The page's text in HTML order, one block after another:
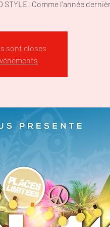
STYLE! Comme l'année
sont closes